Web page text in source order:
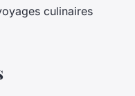
culinaires